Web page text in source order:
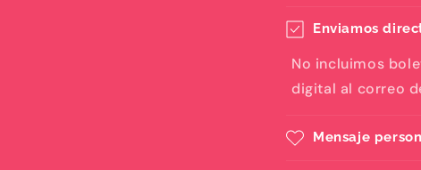
Enviamos
No incluimos
digital al correo
Mensaje